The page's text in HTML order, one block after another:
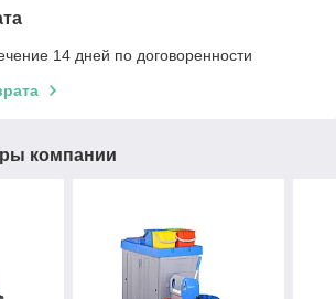
14 дней по договоренности
компании